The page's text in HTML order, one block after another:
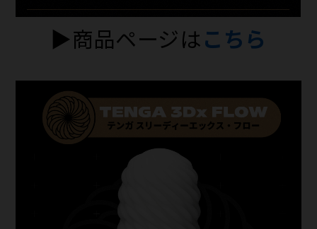
▶商品ページはこちら